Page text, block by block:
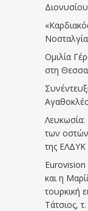
Ομιλία
στη
Λευκωσία:
των
της ΕΛΔΥΚ
και η
τουρκική
Τάτσιος,